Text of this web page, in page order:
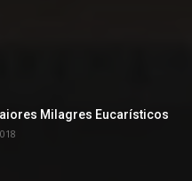
Milagres Eucarísticos